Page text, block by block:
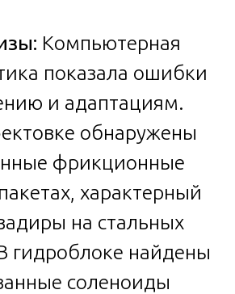
Компьютерная
показала ошибки
и адаптациям.
обнаружены
фрикционные
характерный
на стальных
гидроблоке найдены
соленоиды